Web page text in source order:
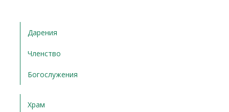
Дарения
Членство
Богослужения
Храм